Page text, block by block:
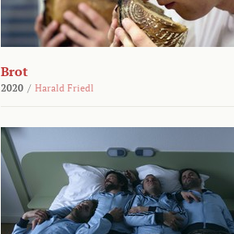
Brot
2020 / Harald Friedl